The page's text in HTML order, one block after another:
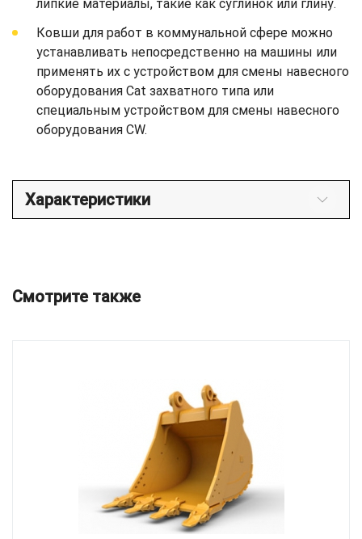
липкие материалы, такие как суглинок или глину.
Ковши для работ в коммунальной сфере можно
устанавливать непосредственно на машины или
применять их с устройством для смены навесного
оборудования Cat захватного типа или
специальным устройством для смены навесного
оборудования CW.
Характеристики
Смотрите также